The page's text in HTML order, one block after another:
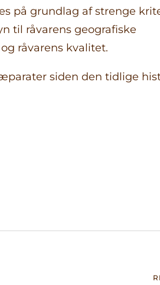
på grundlag af strenge
til råvarens geografiske
råvarens kvalitet.
siden den tidlige